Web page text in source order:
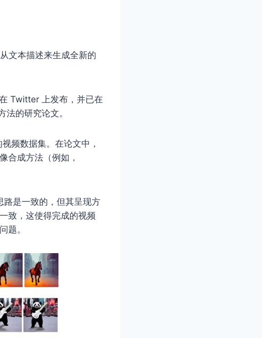
文本描述来生成全新的
Twitter 上发布，并已在
的研究论文。
频数据集。在论文中，
合成方法（例如，
路是一致的，但其呈现方
致，这使得完成的视频
题。